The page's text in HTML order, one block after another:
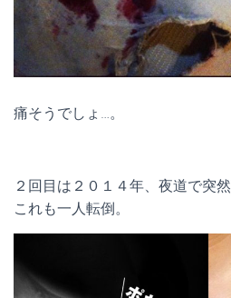
痛そうでしょ…。
２回目は２０１４年、夜道で突
これも一人転倒。